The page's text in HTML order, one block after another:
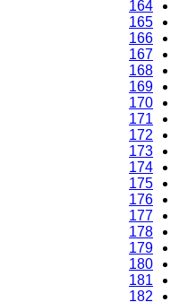
164
165
166
167
168
169
170
171
172
173
174
175
176
177
178
179
180
181
182